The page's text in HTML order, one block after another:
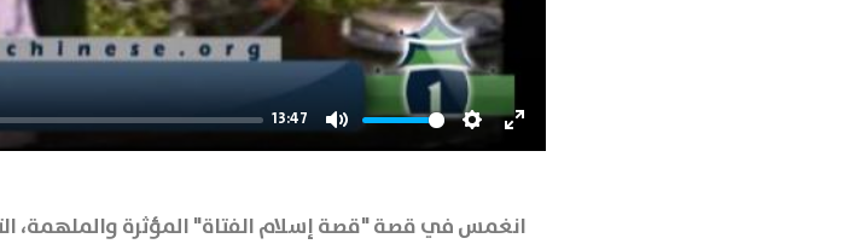
13:47
Mute Settings
Enter
انغمس في قصة "قصة إسلام الفتاة" المؤثرة والملهمة،